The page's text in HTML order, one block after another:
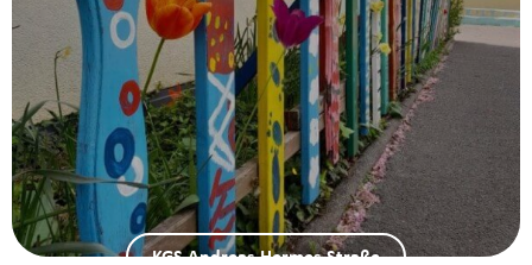
KGS Andreas-Hermes-Straße